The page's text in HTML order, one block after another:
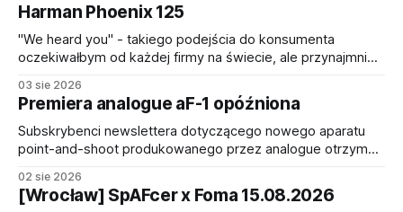
Harman Phoenix 125
"We heard you" - takiego podejścia do konsumenta
oczekiwałbym od każdej firmy na świecie, ale przynajmniej
talking to you, Fuji!). Harman Photo po wielu opiniach od
osób zakochanych w oryginalnej emulsji Harman Phoenix
200 - nawet po wypuszczeniu ulepszonej
03 sie 2026
Premiera analogue aF-1 opóźniona
Subskrybenci newslettera dotyczącego nowego aparatu
point-and-shoot produkowanego przez analogue otrzymali
wcześniejszym zapowiedziom premiera aparatu aF-1
zostaje przesunięta na bliżej nieokreślony termin. Od
02 sie 2026
[Wrocław] SpAFcer x Foma 15.08.2026